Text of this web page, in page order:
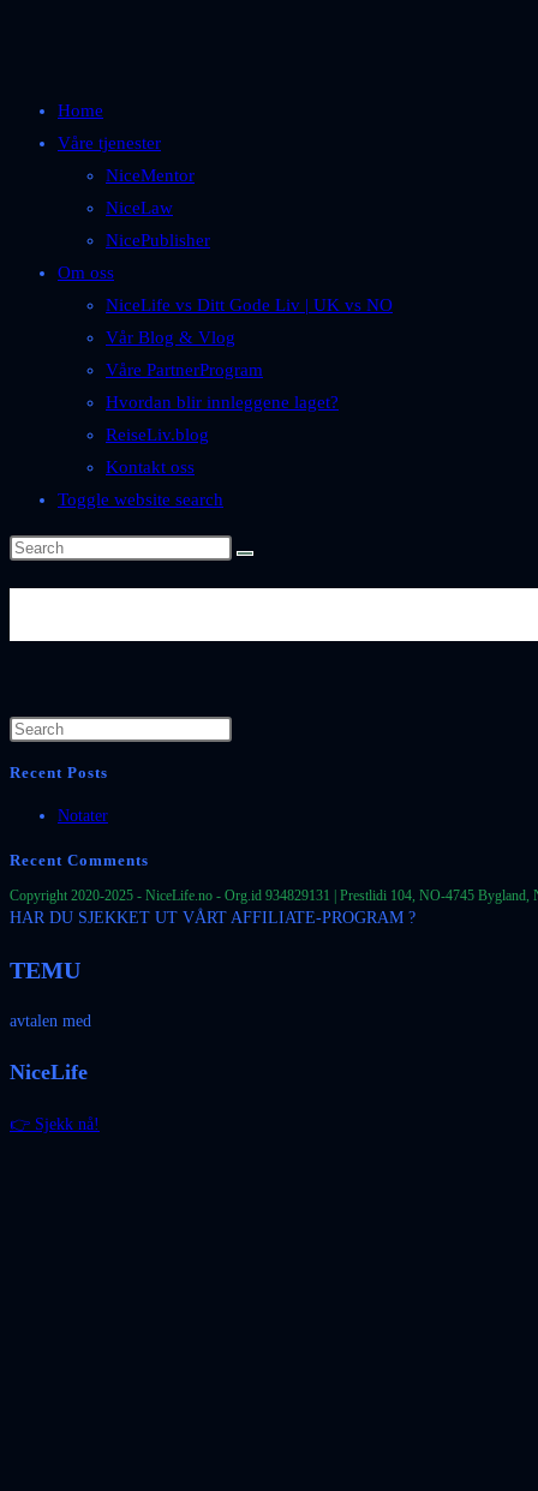
Home
Våre tjenester
NiceMentor
NiceLaw
NicePublisher
Om oss
NiceLife vs Ditt Gode Liv | UK vs NO
Vår Blog & Vlog
Våre PartnerProgram
Hvordan blir innleggene laget?
ReiseLiv.blog
Kontakt oss
Toggle website search
Recent Posts
Notater
Recent Comments
Copyright 2020-2025 - NiceLife.no - Org.id 934829131 | Prestlidi 104, NO-4745
HAR DU SJEKKET UT VÅRT AFFILIATE-PROGRAM ?
TEMU
avtalen med
NiceLife
👉 Sjekk nå!